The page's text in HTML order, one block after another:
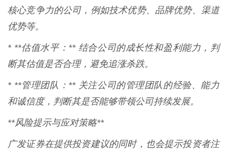
核心竞争力的公司，例如技术优势、品牌优势、渠道
优势等。
* **估值水平：** 结合公司的成长性和盈利能力，判
断其估值是否合理，避免追涨杀跌。
* **管理团队：** 关注公司的管理团队的经验、能力
和诚信度，判断其是否能够带领公司持续发展。
**风险提示与应对策略**
广发证券在提供投资建议的同时，也会提示投资者注